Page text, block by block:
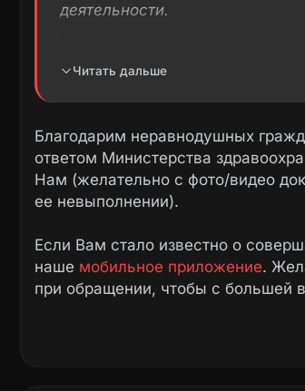
деятельности.
С. Фомину для рассмотрения и
В ГБУ РО «ГБСМП им. В. И.
насекомых, включая
Заключён контракт с ООО ВЛГ
Сотрудники администрации
по телефону из-за отсутствия
Читать дальше
Благодарим неравнодушных
ответом Министерства
Нам (желательно с фото/видео
ее невыполнении).
Если Вам стало известно о
наше мобильное приложение.
при обращении, чтобы с большей